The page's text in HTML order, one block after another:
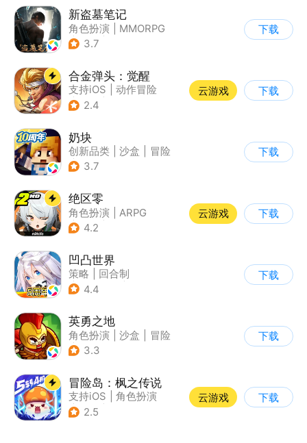
新盗墓笔记
角色扮演
MMORPG
| 冒险
3.7
下载
合金弹头：觉醒
支持iOS
动作冒险
| 射击
2.4
云游戏 下载
奶块
创新品类 沙盒
冒险
| 开放世界
3.7
下载
绝区零
角色扮演
ARPG
| 冒险
4.2
云游戏 下载
凹凸世界
策略
回合制
| 动漫改编
4.4
下载
英勇之地
角色扮演 沙盒
冒险
| steam游戏
3.3
下载
冒险岛：枫之传说
支持iOS
角色扮演
| 放置
2.5
云游戏 下载